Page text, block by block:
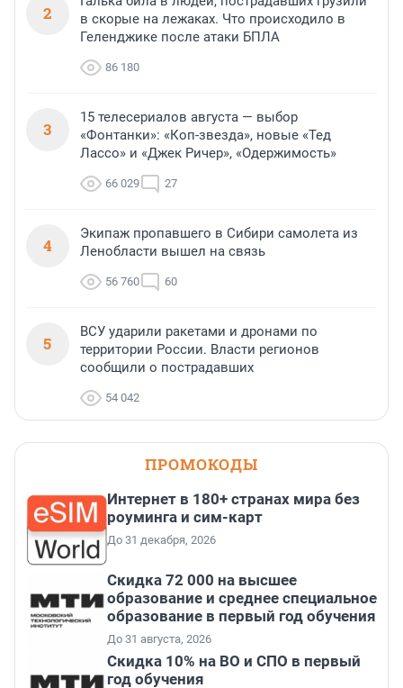
2
в скорые на лежаках. Что происходило в
Геленджике после атаки БПЛА
86 180
3
15 телесериалов августа — выбор
«Фонтанки»: «Коп-звезда», новые «Тед
Лассо» и «Джек Ричер», «Одержимость»
66 029 27
4
Экипаж пропавшего в Сибири самолета из
Ленобласти вышел на связь
56 760 60
5
ВСУ ударили ракетами и дронами по
территории России. Власти регионов
сообщили о пострадавших
54 042
ПРОМОКОДЫ
Интернет в 180+ странах мира без
роуминга и сим-карт
До 31 декабря, 2026
Скидка 72 000 на высшее
образование и среднее специальное
образование в первый год обучения
До 31 августа, 2026
Скидка 10% на ВО и СПО в первый
год обучения